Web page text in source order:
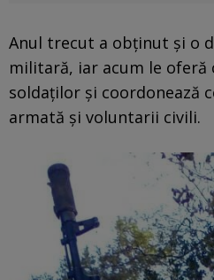
Anul trecut a obținut și o
militară, iar acum le oferă
soldaților și coordonează
armată și voluntarii civili.